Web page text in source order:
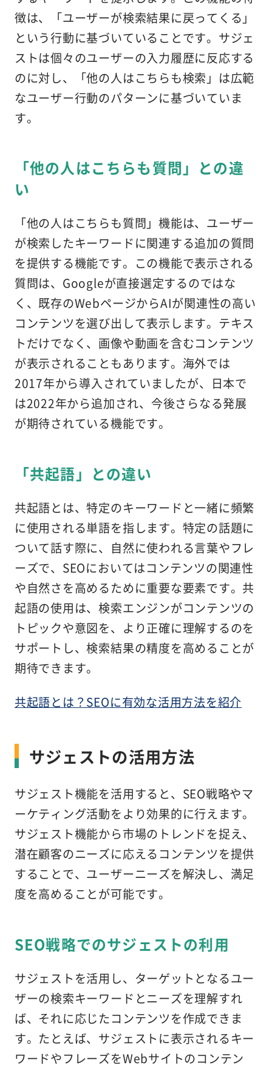
徴は、「ユーザーが検索結果に戻ってくる」
という行動に基づいていることです。サジェ
ストは個々のユーザーの入力履歴に反応する
のに対し、「他の人はこちらも検索」は広範
なユーザー行動のパターンに基づいていま
す。
「他の人はこちらも質問」との違
い
「他の人はこちらも質問」機能は、ユーザー
が検索したキーワードに関連する追加の質問
を提供する機能です。この機能で表示される
質問は、Googleが直接選定するのではな
く、既存のWebページからAIが関連性の高い
コンテンツを選び出して表示します。テキス
トだけでなく、画像や動画を含むコンテンツ
が表示されることもあります。海外では
2017年から導入されていましたが、日本で
は2022年から追加され、今後さらなる発展
が期待されている機能です。
「共起語」との違い
共起語とは、特定のキーワードと一緒に頻繁
に使用される単語を指します。特定の話題に
ついて話す際に、自然に使われる言葉やフレ
ーズで、SEOにおいてはコンテンツの関連性
や自然さを高めるために重要な要素です。共
起語の使用は、検索エンジンがコンテンツの
トピックや意図を、より正確に理解するのを
サポートし、検索結果の精度を高めることが
期待できます。
共起語とは？SEOに有効な活用方法を紹介
サジェストの活用方法
サジェスト機能を活用すると、SEO戦略やマ
ーケティング活動をより効果的に行えます。
サジェスト機能から市場のトレンドを捉え、
潜在顧客のニーズに応えるコンテンツを提供
することで、ユーザーニーズを解決し、満足
度を高めることが可能です。
SEO戦略でのサジェストの利用
サジェストを活用し、ターゲットとなるユー
ザーの検索キーワードとニーズを理解すれ
ば、それに応じたコンテンツを作成できま
す。たとえば、サジェストに表示されるキー
ワードやフレーズをWebサイトのコンテン